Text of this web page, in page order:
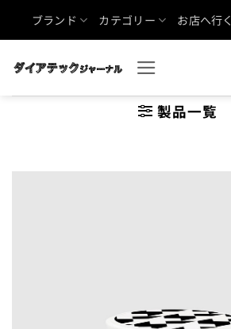
ブランド カテゴリー お店へ行く
製品一覧